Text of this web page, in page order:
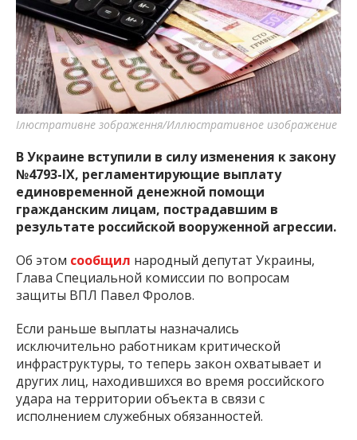
важную информацию о событиях
города Запорожья и области.
Ілюстративне зображення/Иллюстративное изображение
В Украине вступили в силу изменения к закону
№4793-IX, регламентирующие выплату
единовременной денежной помощи
гражданским лицам, пострадавшим в
результате российской вооруженной агрессии.
Об этом сообщил народный депутат Украины,
Глава Специальной комиссии по вопросам
защиты ВПЛ Павел Фролов.
Если раньше выплаты назначались
исключительно работникам критической
инфраструктуры, то теперь закон охватывает и
других лиц, находившихся во время российского
удара на территории объекта в связи с
исполнением служебных обязанностей.